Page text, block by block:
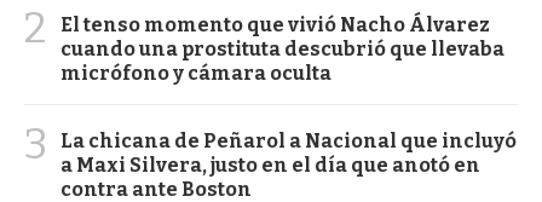
2
El tenso momento que vivió Nacho Álvarez
cuando una prostituta descubrió que llevaba
micrófono y cámara oculta
3
La chicana de Peñarol a Nacional que incluyó
a Maxi Silvera, justo en el día que anotó en
contra ante Boston